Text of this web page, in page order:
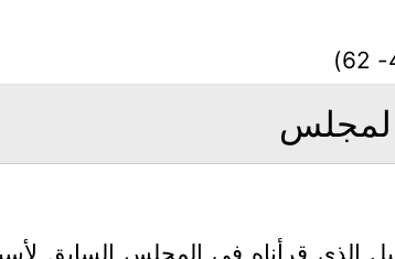
الذي قرأناه في المجلس السابق